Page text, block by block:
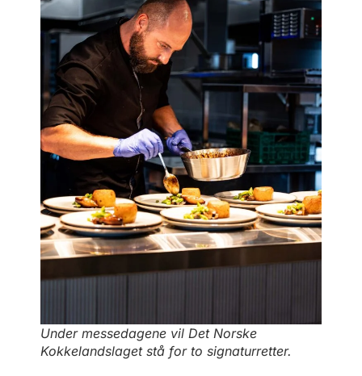
Under messedagene vil Det Norske
Kokkelandslaget stå for to signaturretter.